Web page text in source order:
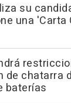
su
una
de chatarra
baterías